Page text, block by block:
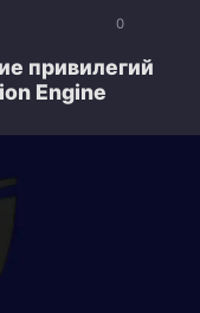
0
привилегий
Engine